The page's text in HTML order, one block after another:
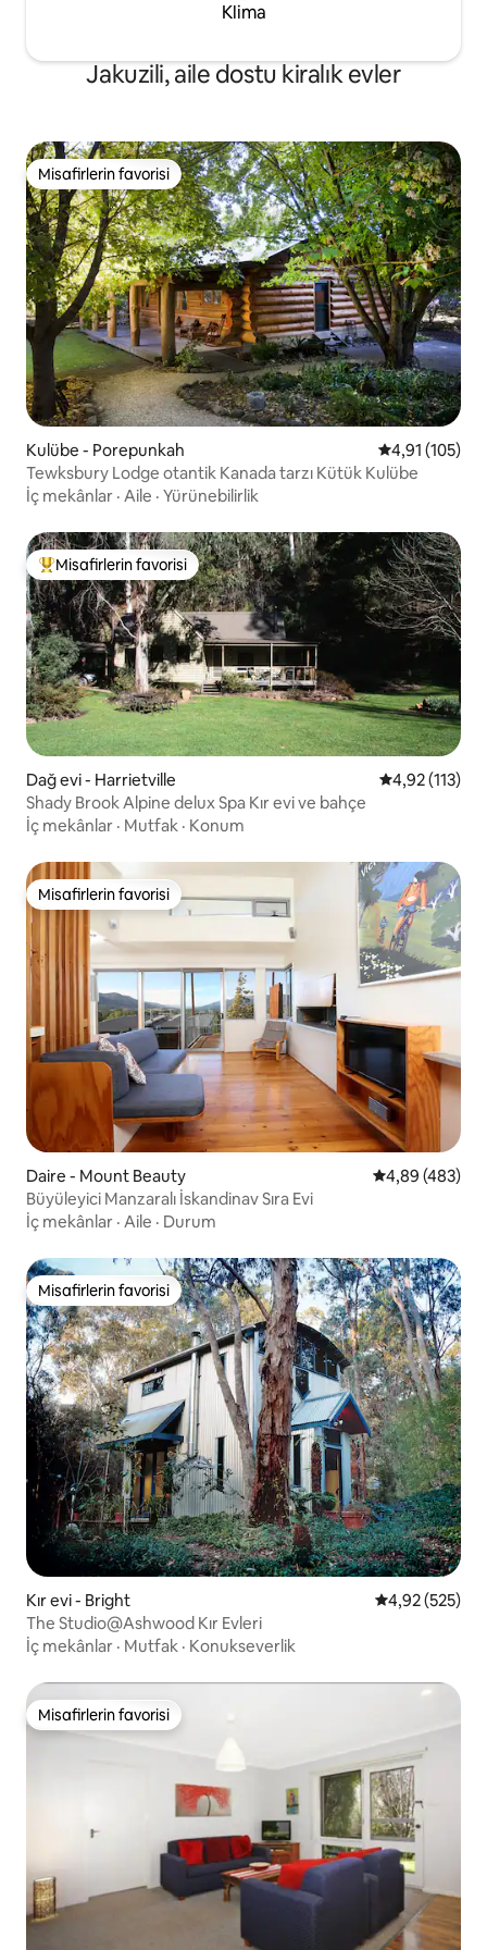
Klima
Jakuzili, aile dostu kiralık evler
Misafirlerin favorisi
Misafirlerin favorisi
Kulübe - Porepunkah 5 üzerinden
4,91 (105)
Tewksbury Lodge otantik Kanada tarzı Kütük Kulübe
İç mekânlar · Aile · Yürünebilirlik
Misafirlerin favorilerinden en beğenilenler arasında
Misafirlerin favorisi
Dağ evi - Harrietville 5 üzerinden
4,92 (113)
Shady Brook Alpine delux Spa Kır evi ve bahçe
İç mekânlar · Mutfak · Konum
Misafirlerin favorisi
Misafirlerin favorisi
Daire - Mount Beauty 5 üzerinden
4,89 (483)
Büyüleyici Manzaralı İskandinav Sıra Evi
İç mekânlar · Aile · Durum
Misafirlerin favorisi
Misafirlerin favorisi
Kır evi - Bright 5 üzerinden
4,92 (525)
The Studio@Ashwood Kır Evleri
İç mekânlar · Mutfak · Konukseverlik
Misafirlerin favorisi
Misafirlerin favorisi